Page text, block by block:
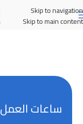
Skip to navigation
Skip to main content
MENU
ساعات العمل